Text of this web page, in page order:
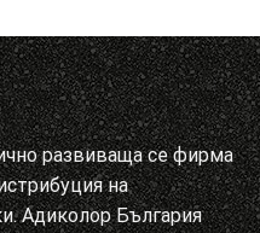
развиваща се фирма
на
Адиколор България